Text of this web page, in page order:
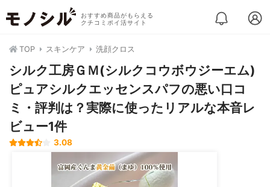
おすすめ商品がもらえる
クチコミポイ活サイト
TOP スキンケア 洗顔クロス
シルク工房ＧＭ(シルクコウボウジーエム)
ピュアシルクエッセンスパフの悪い口コ
ミ・評判は？実際に使ったリアルな本音レ
ビュー1件
3.08